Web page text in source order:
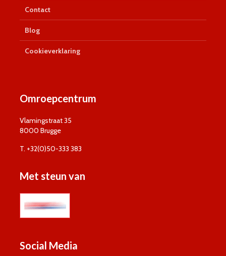
Contact
Blog
Cookieverklaring
Omroepcentrum
Vlamingstraat 35
8000 Brugge
T. +32(0)50-333 383
Met steun van
Social Media